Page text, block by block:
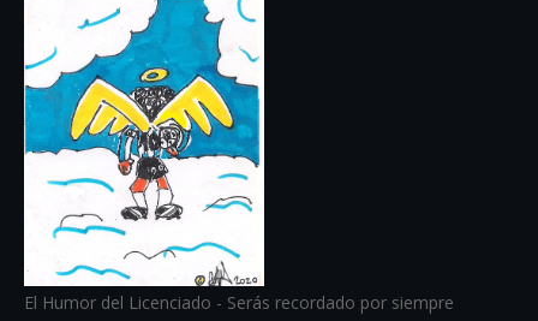
El Humor del Licenciado - Serás recordado por siempre